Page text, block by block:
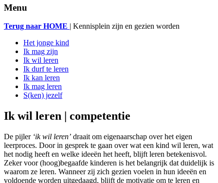
Menu
Terug naar HOME | Kennisplein zijn en gezien worden
Het jonge kind
Ik mag zijn
Ik wil leren
Ik durf te leren
Ik kan leren
Ik mag leren
S(ken) jezelf
Ik wil leren | competentie
De pijler ‘ik wil leren’ draait om eigenaarschap over het eigen
leerproces. Door in gesprek te gaan over wat een kind wil leren, wat
het nodig heeft en welke ideeën het heeft, blijft leren betekenisvol.
Zeker voor (hoog)begaafde kinderen is het belangrijk dat duidelijk is
waarom ze leren. Wanneer zij zich gezien voelen in hun ideeën en
voldoende worden uitgedaagd, blijft de motivatie om te leren en